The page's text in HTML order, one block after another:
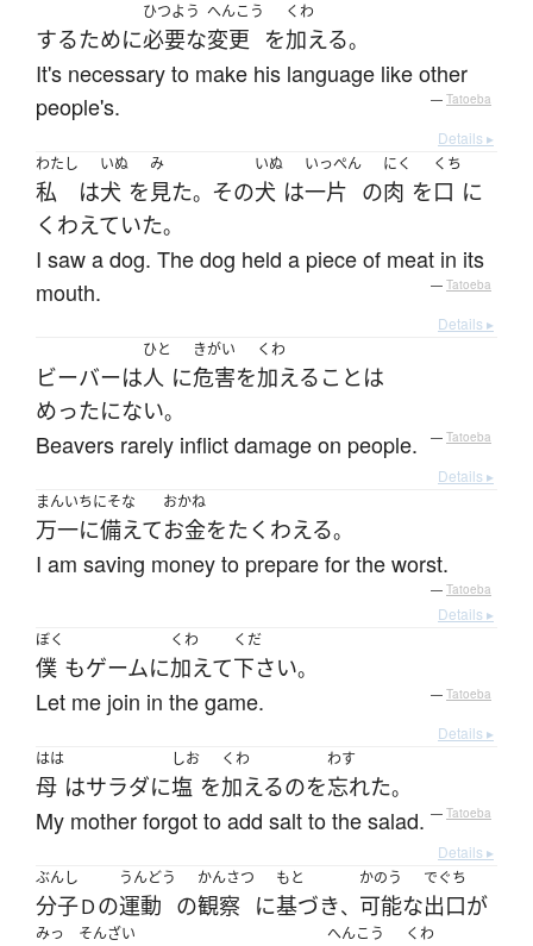
するために
ひつよう
必要な
へんこう
変更 を
くわ
加える。
It's necessary to make his language like other
people's.
— Tatoeba
Details ▸
わたし
私 は
いぬ
犬 を
み
見た。 その
いぬ
犬 は
いっぺん
一片 の
にく
肉 を
くち
口 に
くわえていた。
I saw a dog. The dog held a piece of meat in its
mouth.
— Tatoeba
Details ▸
ビーバーは
ひと
人 に
きがい
危害を
くわ
加える ことは
めったにない。
Beavers rarely inflict damage on people. — Tatoeba
Details ▸
まんいちにそな
万一に備えて
おかね
お金をたくわえる。
I am saving money to prepare for the worst.
— Tatoeba
Details ▸
ぼく
僕 もゲームに
くわ
加えて
くだ
下さい。
Let me join in the game. — Tatoeba
Details ▸
はは
母 はサラダに
しお
塩 を
くわ
加えるのを
わす
忘れた。
My mother forgot to add salt to the salad. — Tatoeba
Details ▸
ぶんし
分子Ｄの
うんどう
運動 の
かんさつ
観察 に
もと
基づき、
かのう
可能な
でぐち
出口が
みっ そんざい へんこう くわ